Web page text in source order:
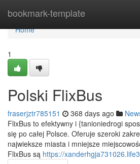
bookmark-template
Home
Home
1
Polski FlixBus
fraserjztr785151 368 days ago
FlixBus to efektywny i {tanioniedrogi
się po całej Polsce. Oferuje szeroki
najwieksze miasta i mniejsze
FlixBus są https://